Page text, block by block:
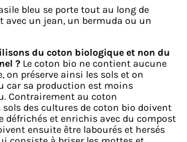
bleu se porte tout au long de
avec un jean, un bermuda ou un
du coton biologique et non du
? Le coton bio ne contient aucune
on préserve ainsi les sols et on
car sa production est moins
Contrairement au coton
des cultures de coton bio doivent
défrichés et enrichis avec du compost
ensuite être labourés et hersés